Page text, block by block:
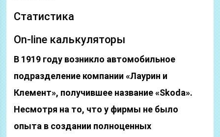
Статистика
On-line калькуляторы
В 1919 году возникло автомобильное
подразделение компании «Лаурин и
Клемент», получившее название «Skoda».
Несмотря на то, что у фирмы не было
опыта в создании полноценных